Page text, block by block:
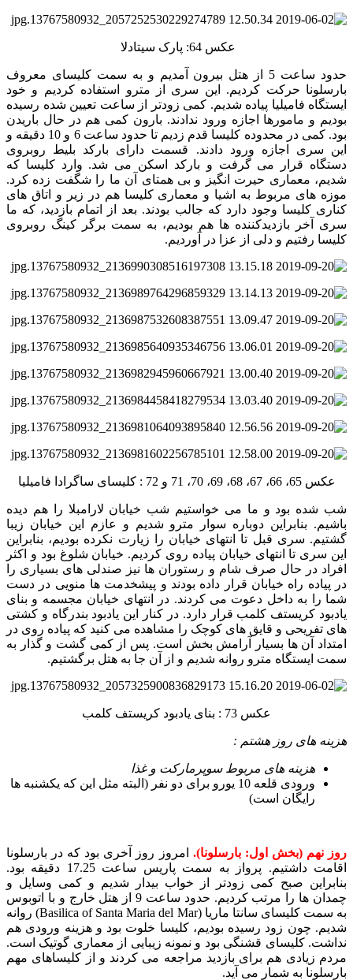
عکس 64: پارک سیتادلا
حدود ساعت 5 از هتل بیرون آمدیم و به سمت کلیسای معروف
بارسلونا حرکت کردیم. این سری از مترو استفاده کردیم و خود
ایستگاه فامیلیا پیاده شدیم. کمی زودتر از ساعت تعیین شده رسیده
بودیم و مامورها اجازه ورود ندادند. بارون کمی هم در حال باریدن
بود. کمی در محدوده کلیسا قدم زدیم تا حدود ساعت 6 و 10 دقیقه و
این سری اجازه ورود دادند. قسمت دارای بارکد بلیط روبروی
دستگاه قرار می گرفت و بارکد اسکن می شد. وارد کلیسا که
شدیم، معماری حیرت انگیز و بی همتای آن ما را شگفت زده کرد.
موزه های مربوط به اشیا و معماری کلیسا هم در زیر و اتاق های
کناری کلیسا وجود دارد که جالب بودند. بعد از اتمام بازدید، که ما
سری آخر بازدیدکننده ها هم بودیم، به سمت برگر کینگ روبروی
کلیسا رفتیم و دلی از عزا در آوردیم.
عکس 65، 66، 67، 68، 69، 70، 71 و 72 : کلیسای ساگرادا فامیلیا
شب شده بود و ما می خواستیم شب خیابان لارامبلا را هم دیده
باشیم. بنابراین دوباره سوار مترو شدیم و عازم این خیابان زیبا
گشتیم. سری قبل تا انتهای خیابان را زیارت نکرده بودیم، بنابراین
این سری تا انتهای خیابان پیاده روی کردیم. خیابان شلوغ بود و اکثر
افراد در حال صرف شام و رستوران ها نیز صندلی های بسیاری را
در پیاده راه خیابان قرار داده بودند و پیشخدمت ها منویی در دست
شما را به داخل دعوت می کردند. در انتهای خیابان مجسمه و بنای
یادبود کریستف کلمب قرار دارد. در کنار این یادبود بندرگاه و کشتی
های تفریحی و قایق های کوچک را مشاهده می کنید که پیاده روی در
امتداد آن ها بسیار آرامش بخش است. پس از کمی گشت و گذار به
سمت ایستگاه مترو روانه شدیم و از آن جا به هتل برگشتیم.
عکس 73 : بنای یادبود کریستف کلمب
هزینه های روز هشتم :
هزینه های مربوط سوپرمارکت و غذا
ورودی قلعه 10 یورو برای دو نفر (البته مثل این که یکشنبه ها
رایگان است)
روز نهم (بخش اول: بارسلونا). امروز روز آخری بود که در بارسلونا
اقامت داشتیم. پرواز به سمت پاریس ساعت 17.25 دقیقه بود.
بنابراین صبح کمی زودتر از خواب بیدار شدیم و کمی وسایل و
چمدان ها را مرتب کردیم. حدود ساعت 9 از هتل خارج و با اتوبوس
به سمت کلیسای سانتا ماریا (Basilica of Santa Maria del Mar) روانه
شدیم. چون زود رسیده بودیم، کلیسا خلوت بود و هزینه ورودی هم
نداشت. کلیسای قشنگی بود و نمونه زیبایی از معماری گوتیک است.
مردم زیادی هم برای بازدید مراجعه می کردند و از کلیساهای مهم
بارسلونا به شمار می آید.